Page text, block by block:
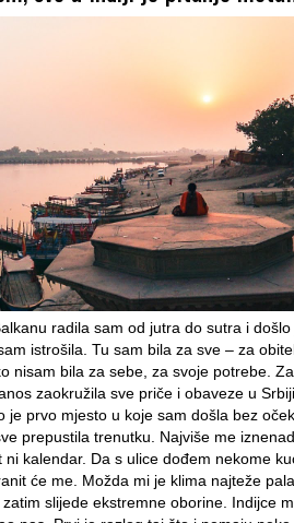
radila sam od jutra do sutra i
istrošila. Tu sam bila za sve – za
nisam bila za sebe, za svoje potrebe.
zaokružila sve priče i obaveze u
je prvo mjesto u koje sam došla bez
prepustila trenutku. Najviše me
kalendar. Da s ulice dođem nekome
će me. Možda mi je klima najteže
slijede ekstremne oborine. Indijce